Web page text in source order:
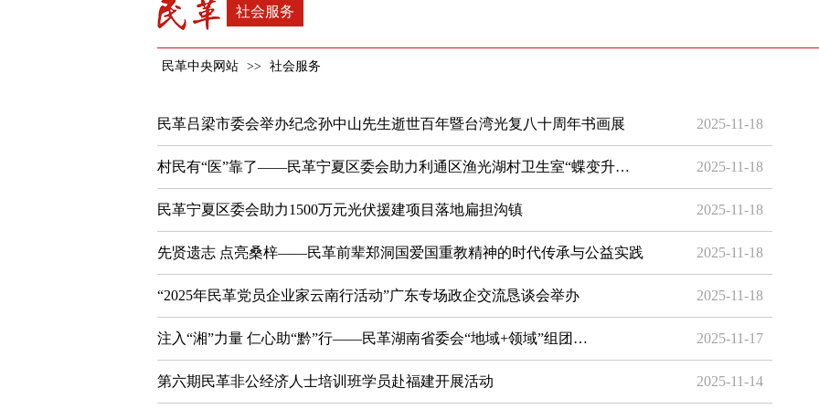
社会服务
民革中央网站 >> 社会服务
民革吕梁市委会举办纪念孙中山先生逝世百年暨台湾光复八十周年书画展 2025-11-18
村民有“医”靠了——民革宁夏区委会助力利通区渔光湖村卫生室“蝶变升… 2025-11-18
民革宁夏区委会助力1500万元光伏援建项目落地扁担沟镇 2025-11-18
先贤遗志 点亮桑梓——民革前辈郑洞国爱国重教精神的时代传承与公益实践 2025-11-18
“2025年民革党员企业家云南行活动”广东专场政企交流恳谈会举办 2025-11-18
注入“湘”力量 仁心助“黔”行——民革湖南省委会“地域+领域”组团… 2025-11-17
第六期民革非公经济人士培训班学员赴福建开展活动 2025-11-14